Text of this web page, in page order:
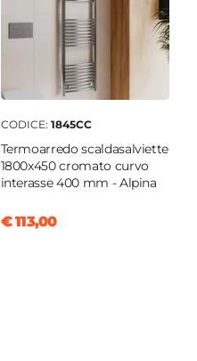
CODICE: 1845CC
Termoarredo scaldasalviette
1800x450 cromato curvo
interasse 400 mm - Alpina
€ 113,00